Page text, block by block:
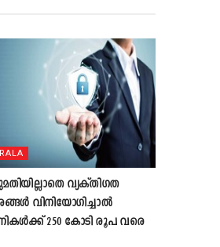
വ്യക്തിഗത
വിനിയോഗിച്ചാൽ
250 കോടി രൂപ വരെ